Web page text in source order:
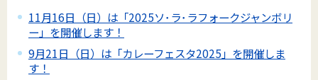
11月16日（日）は「2025ソ･ラ･ラフォークジャンボリ
ー」を開催します！
9月21日（日）は「カレーフェスタ2025」を開催しま
す！